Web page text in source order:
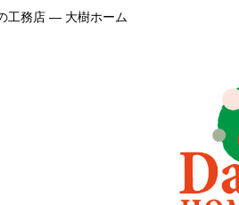
工務店 ― 大樹ホーム